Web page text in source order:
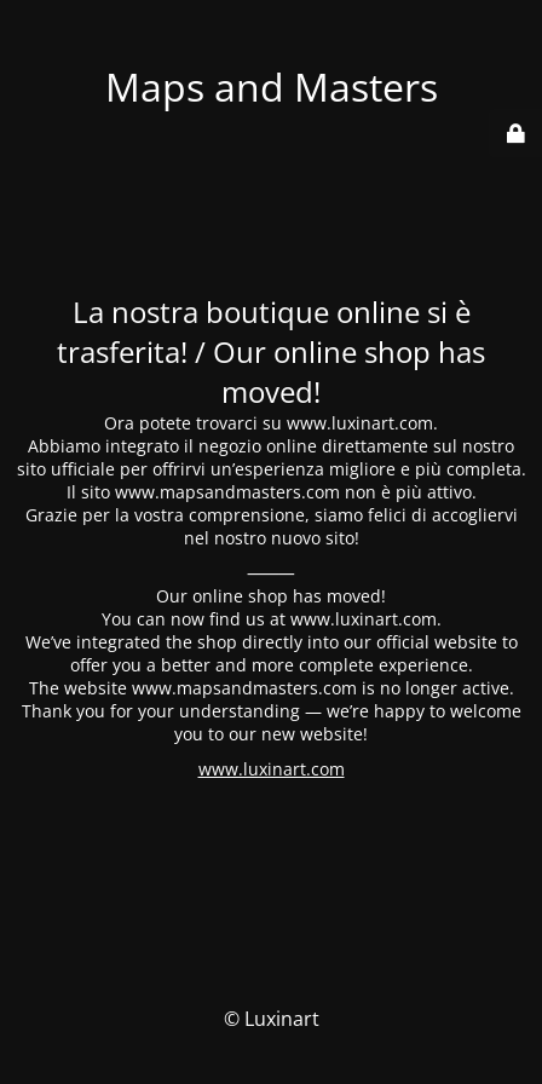
Maps and Masters
La nostra boutique online si è
trasferita! / Our online shop has
moved!
Ora potete trovarci su www.luxinart.com.
Abbiamo integrato il negozio online direttamente sul nostro
sito ufficiale per offrirvi un’esperienza migliore e più completa.
Il sito www.mapsandmasters.com non è più attivo.
Grazie per la vostra comprensione, siamo felici di accogliervi
nel nostro nuovo sito!
⸻
Our online shop has moved!
You can now find us at www.luxinart.com.
We’ve integrated the shop directly into our official website to
offer you a better and more complete experience.
The website www.mapsandmasters.com is no longer active.
Thank you for your understanding — we’re happy to welcome
you to our new website!
www.luxinart.com
© Luxinart